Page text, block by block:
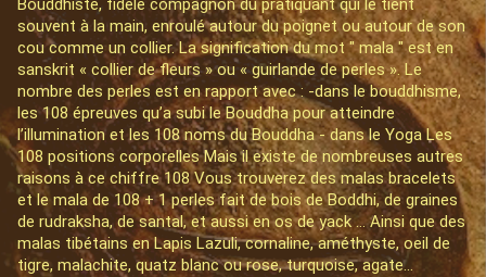
Bouddhiste, fidèle compagnon du pratiquant qui le tient
souvent à la main, enroulé autour du poignet ou autour de son
cou comme un collier. La signification du mot " mala " est en
sanskrit « collier de fleurs » ou « guirlande de perles ». Le
nombre des perles est en rapport avec : -dans le bouddhisme,
les 108 épreuves qu’a subi le Bouddha pour atteindre
l’illumination et les 108 noms du Bouddha - dans le Yoga Les
108 positions corporelles Mais il existe de nombreuses autres
raisons à ce chiffre 108 Vous trouverez des malas bracelets
et le mala de 108 + 1 perles fait de bois de Boddhi, de graines
de rudraksha, de santal, et aussi en os de yack ... Ainsi que des
malas tibétains en Lapis Lazuli, cornaline, améthyste, oeil de
tigre, malachite, quatz blanc ou rose, turquoise, agate...